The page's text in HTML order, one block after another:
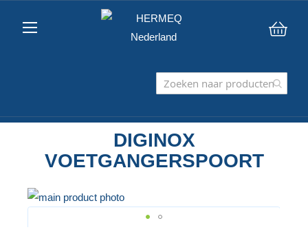
DIGINOX
VOETGANGERSPOORT
Ga